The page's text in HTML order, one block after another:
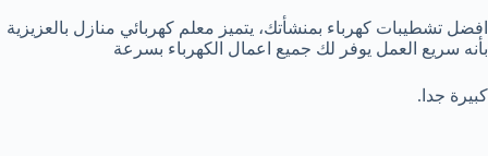
افضل تشطيبات كهرباء بمنشأتك، يتميز معلم كهربائي منازل بالعزيزية
بأنه سريع العمل يوفر لك جميع اعمال الكهرباء بسرعة
كبيرة جدا.